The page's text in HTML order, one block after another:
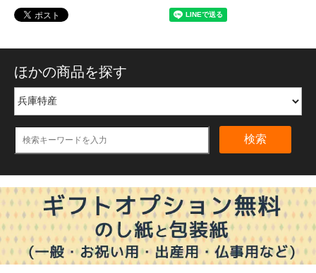
ほかの商品を探す
検索